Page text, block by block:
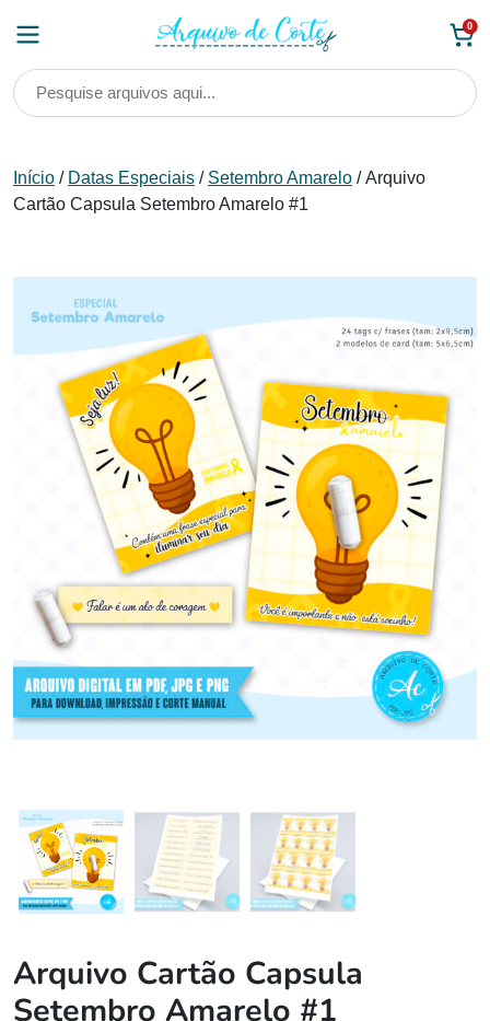
0
Início / Datas Especiais / Setembro Amarelo / Arquivo
Cartão Capsula Setembro Amarelo #1
Arquivo Cartão Capsula
Setembro Amarelo #1